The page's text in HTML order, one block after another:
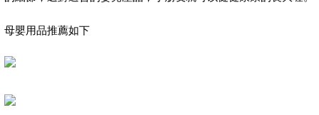
母嬰用品推薦如下